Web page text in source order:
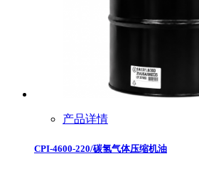
产品详情
CPI-4600-220/碳氢气体压缩机油